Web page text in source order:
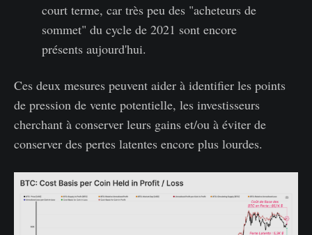
court terme, car très peu des "acheteurs de
sommet" du cycle de 2021 sont encore
présents aujourd'hui.
Ces deux mesures peuvent aider à identifier les points
de pression de vente potentielle, les investisseurs
cherchant à conserver leurs gains et/ou à éviter de
conserver des pertes latentes encore plus lourdes.